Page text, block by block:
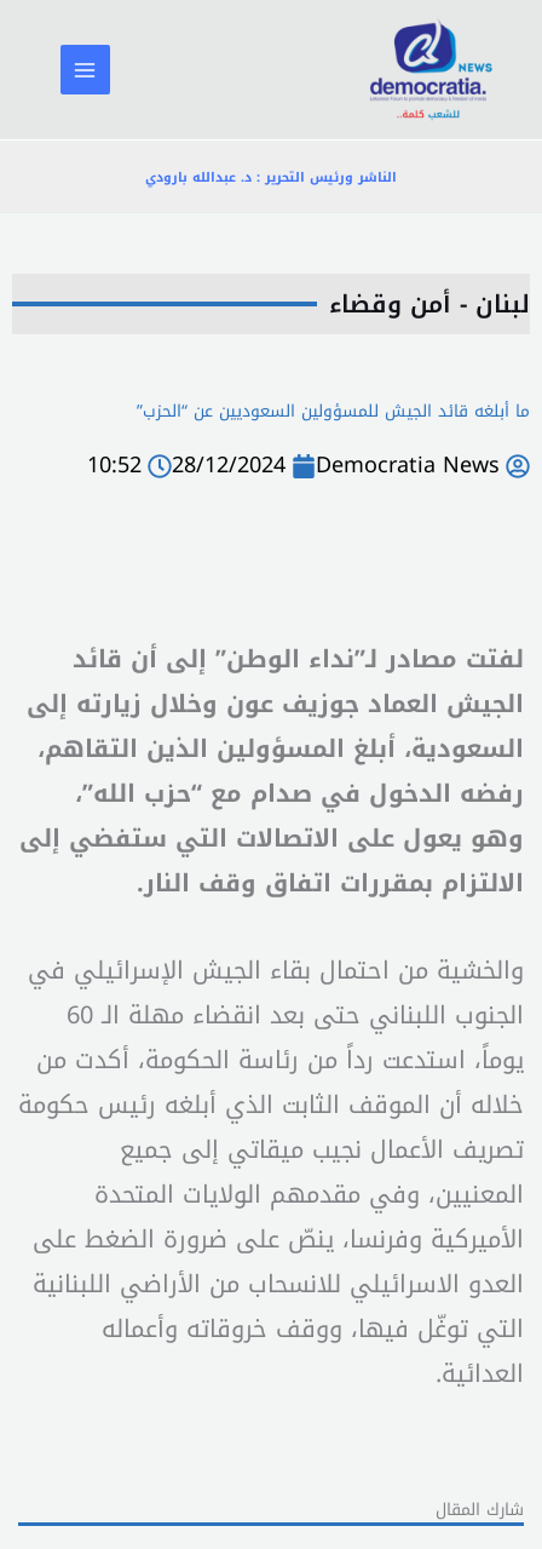
المحتوى
الناشر ورئيس التحرير : د. عبدالله بارودي
لبنان - أمن وقضاء
ما أبلغه قائد الجيش للمسؤولين السعوديين عن “الحزب”
Democratia News
28/12/2024
10:52
لفتت مصادر لـ”نداء الوطن” إلى أن قائد
الجيش العماد جوزيف عون وخلال زيارته إلى
السعودية، أبلغ المسؤولين الذين التقاهم،
رفضه الدخول في صدام مع “حزب الله”،
وهو يعول على الاتصالات التي ستفضي إلى
الالتزام بمقررات اتفاق وقف النار.
والخشية من احتمال بقاء الجيش الإسرائيلي في
الجنوب اللبناني حتى بعد انقضاء مهلة الـ 60
يوماً، استدعت رداً من رئاسة الحكومة، أكدت من
خلاله أن الموقف الثابت الذي أبلغه رئيس حكومة
تصريف الأعمال نجيب ميقاتي إلى جميع
المعنيين، وفي مقدمهم الولايات المتحدة
الأميركية وفرنسا، ينصّ على ضرورة الضغط على
العدو الاسرائيلي للانسحاب من الأراضي اللبنانية
التي توغّل فيها، ووقف خروقاته وأعماله
العدائية.
شارك المقال